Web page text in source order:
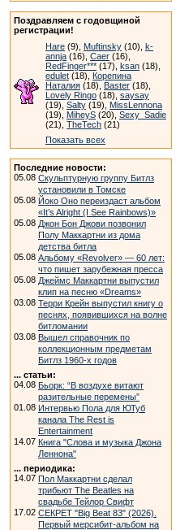
Поздравляем с годовщиной
регистрации!
Hare (9), Muftinsky (10), k-
annja (16), Caer (16),
RedFinger*** (17), ksan (18),
edulet (18), Корепина
Наталия (18), Baster (18),
Lovely Ringo (18), saysay
(19), Salty (19), MissLennona
(19), MiheyS (20), Sexy_Sadie
(21), TheTech (21)
Показать всех
Последние новости:
05.08 Скульптурную группу Битлз
установили в Томске
05.08 Йоко Оно переиздаст альбом
«It’s Alright (I See Rainbows)»
05.08 Джон Бон Джови позвонил
Полу Маккартни из дома
детства битла
05.08 Альбому «Revolver» — 60 лет:
что пишет зарубежная пресса
05.08 Джеймс Маккартни выпустил
клип на песню «Dreams»
03.08 Терри Крейн выпустил книгу о
песнях, появившихся на волне
битломании
03.08 Вышел справочник по
коллекционным предметам
Битлз 1960-х годов
... статьи:
04.08 Бьорк: “В воздухе витают
разительные перемены”
01.08 Интервью Пола для ЮТуб
канала The Rest is
Entertainment
14.07 Книга "Слова и музыка Джона
Леннона"
... периодика:
14.07 Пол Маккартни сделал
трибьют The Beatles на
свадьбе Тейлор Свифт
17.02 СЕКРЕТ "Big Beat 83" (2026).
Первый мерсибит-альбом на